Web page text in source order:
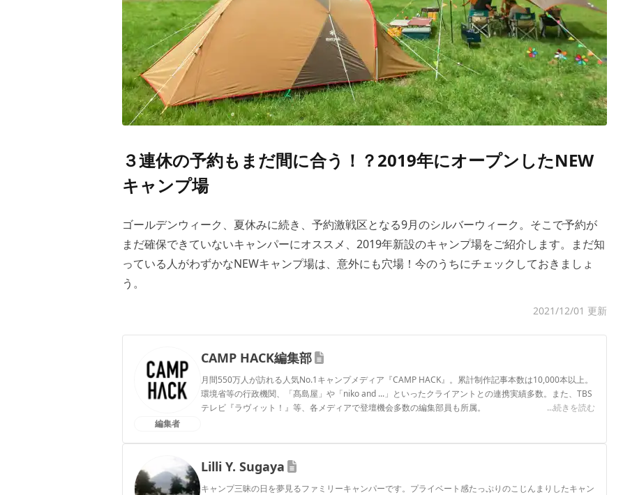
３連休の予約もまだ間に合う！？2019年にオープンしたNEW
キャンプ場
ゴールデンウィーク、夏休みに続き、予約激戦区となる9月のシルバーウィーク。そこで予約が
まだ確保できていないキャンパーにオススメ、2019年新設のキャンプ場をご紹介します。まだ知
っている人がわずかなNEWキャンプ場は、意外にも穴場！今のうちにチェックしておきましょ
う。
2021/12/01 更新
編集者
CAMP HACK編集部
月間550万人が訪れる人気No.1キャンプメディア『CAMP HACK』。累計制作記事本数は10,000本以上。
環境省等の行政機関、「髙島屋」や「niko and ...」といったクライアントとの連携実績多数。また、TBS
テレビ『ラヴィット！』等、各メディアで登壇機会多数の編集部員も所属。
...続きを読む
Lilli Y. Sugaya
キャンプ三昧の日を夢見るファミリーキャンパーです。プライベート感たっぷりのこじんまりしたキャン